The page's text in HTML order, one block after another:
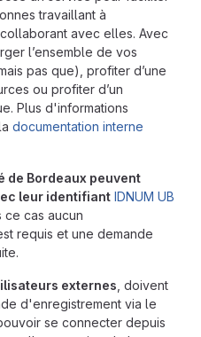
travaillant à
avec elles. Avec
l’ensemble de vos
pas que), profiter d’une
ou profiter d’un
Plus d'informations
documentation interne
de Bordeaux peuvent
leur identifiant IDNUM UB
ce cas aucun
requis et une demande
externes , doivent
d'enregistrement via le
se connecter depuis